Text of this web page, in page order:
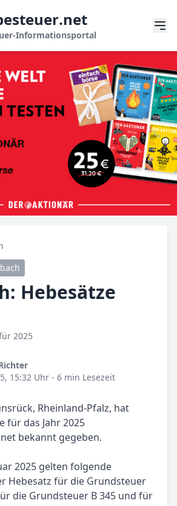
.net
Informationsportal
Hebesätze
2025
15:32 Uhr - 6 min Lesezeit
Rheinland-Pfalz, hat
für das Jahr 2025
bekannt gegeben.
2025 gelten folgende
Hebesatz für die Grundsteuer
die Grundsteuer B 345 und für